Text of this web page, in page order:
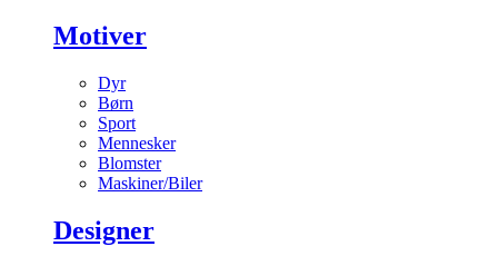
Motiver
Dyr
Børn
Sport
Mennesker
Blomster
Maskiner/Biler
Designer